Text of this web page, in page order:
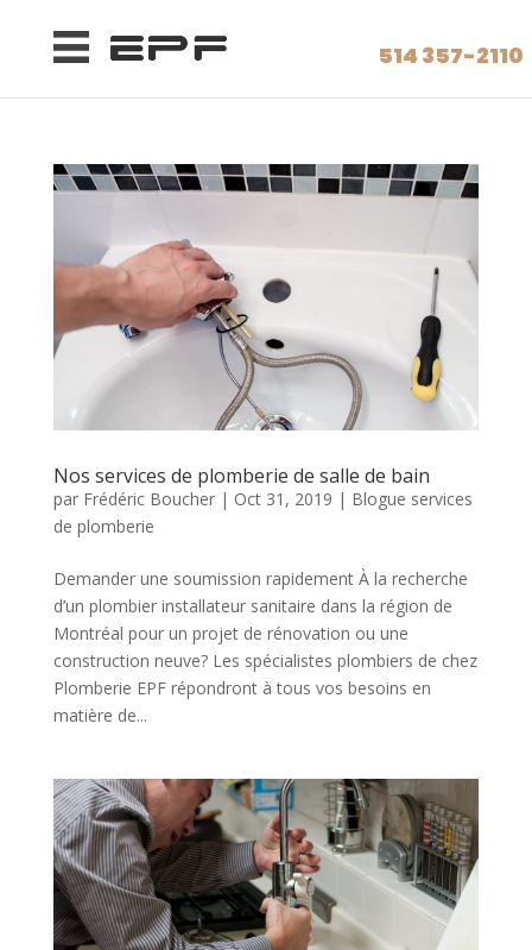
Nos services de plomberie de salle de bain
par Frédéric Boucher| Oct 31, 2019 | Blogue services
de plomberie
Demander une soumission rapidement À la recherche
d’un plombier installateur sanitaire dans la région de
Montréal pour un projet de rénovation ou une
construction neuve? Les spécialistes plombiers de chez
Plomberie EPF répondront à tous vos besoins en
matière de...
514 357-2110